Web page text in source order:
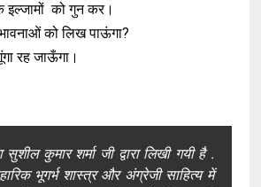
को गुन कर।
को लिख पाऊंगा?
रह जाऊँगा।
सुशील कुमार शर्मा जी द्वारा लिखी गयी है .
भूगर्भ शास्त्र और अंग्रेजी साहित्य में